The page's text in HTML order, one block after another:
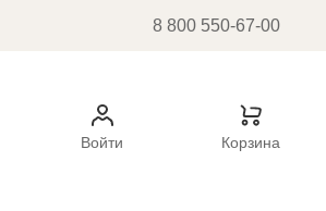
8 800 550-67-00
Войти Корзина